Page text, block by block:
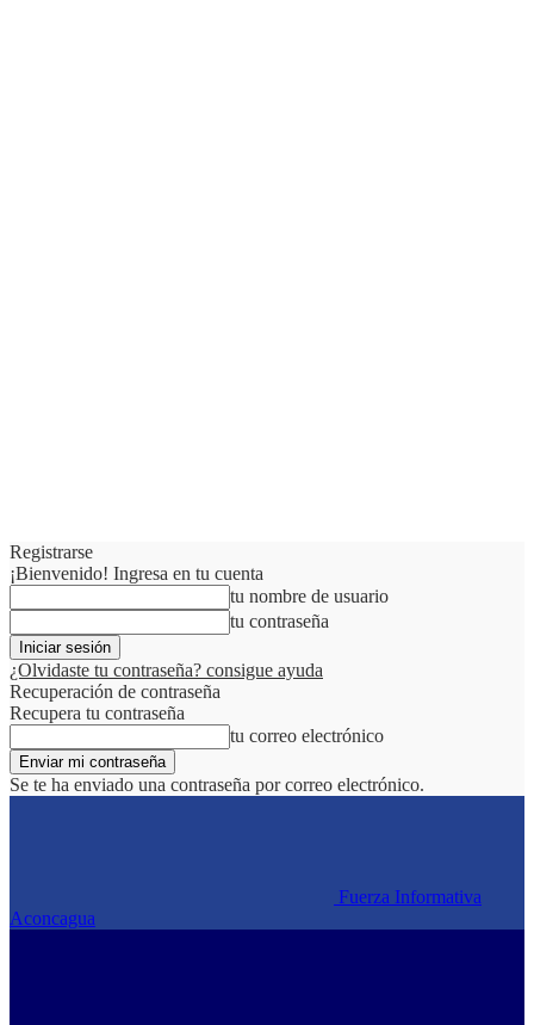
Registrarse
¡Bienvenido! Ingresa en tu cuenta
tu nombre de usuario
tu contraseña
¿Olvidaste tu contraseña? consigue ayuda
Recuperación de contraseña
Recupera tu contraseña
tu correo electrónico
Se te ha enviado una contraseña por correo electrónico.
Fuerza Informativa
Aconcagua